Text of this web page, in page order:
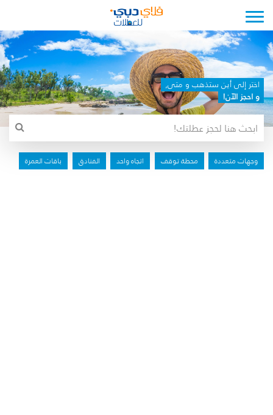
Toggle navigation
اختر إلى أين ستذهب و متى,
و احجز الآن!
وجهات متعددة محطة توقف اتجاه واحد الفنادق باقات العمرة